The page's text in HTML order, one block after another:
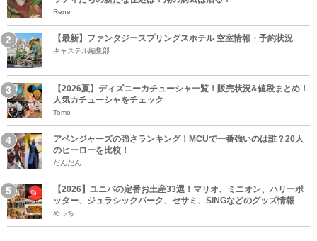
Rene
【最新】ファンタジースプリングスホテル 空室情報・予約状況
キャステル編集部
【2026夏】ディズニーカチューシャ一覧！販売状況&値段まとめ！
人気カチューシャをチェック
Tomo
アベンジャーズの強さランキング！MCUで一番強いのは誰？20人
のヒーローを比較！
だんだん
【2026】ユニバの定番お土産33選！マリオ、ミニオン、ハリーポ
ッター、ジュラシックパーク、セサミ、SINGなどのグッズ情報
めっち